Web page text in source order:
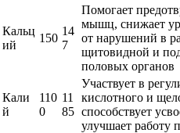
Кальц
ий
150
14
7
Помогает
мышц, снижает
от нарушений в
щитовидной и
половых органов
Кали
й
110
0
11
85
Участвует в
кислотного и
способствует
улучшает работу